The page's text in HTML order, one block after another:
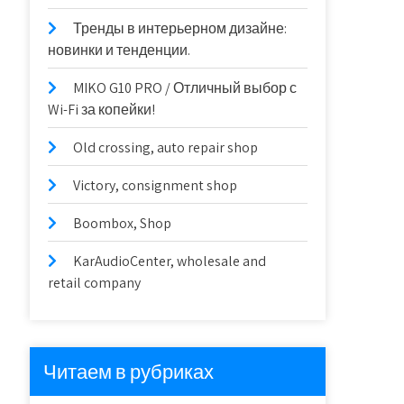
Тренды в интерьерном дизайне:
новинки и тенденции.
MIKO G10 PRO / Отличный выбор с
Wi-Fi за копейки!
Old crossing, auto repair shop
Victory, consignment shop
Boombox, Shop
KarAudioCenter, wholesale and
retail company
Читаем в рубриках